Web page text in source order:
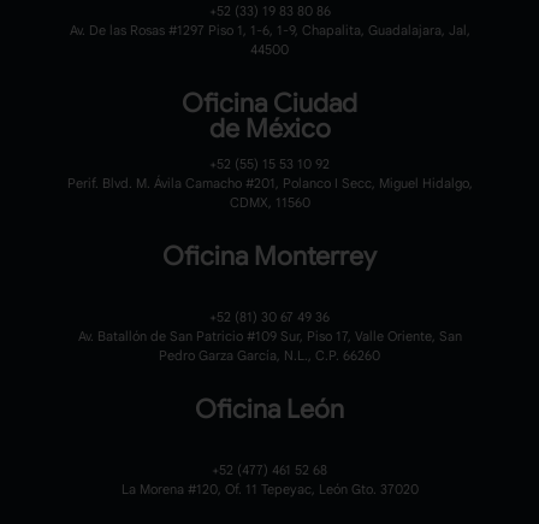
+52 (33) 19 83 80 86
Av. De las Rosas #1297 Piso 1, 1-6, 1-9, Chapalita, Guadalajara, Jal,
44500
Oficina Ciudad
de México
+52 (55) 15 53 10 92
Perif. Blvd. M. Ávila Camacho #201, Polanco I Secc, Miguel Hidalgo,
CDMX, 11560
Oficina Monterrey
+52 (81) 30 67 49 36
Av. Batallón de San Patricio #109 Sur, Piso 17, Valle Oriente, San
Pedro Garza García, N.L., C.P. 66260
Oficina León
+52 (477) 461 52 68
La Morena #120, Of. 11 Tepeyac, León Gto. 37020